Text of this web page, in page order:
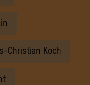
Christian Koch